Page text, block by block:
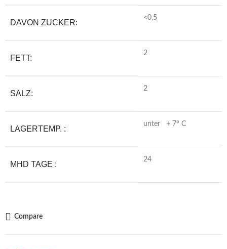
DAVON ZUCKER:
<0,5
FETT:
2
SALZ:
2
LAGERTEMP. :
unter + 7° C
MHD TAGE :
24
Compare